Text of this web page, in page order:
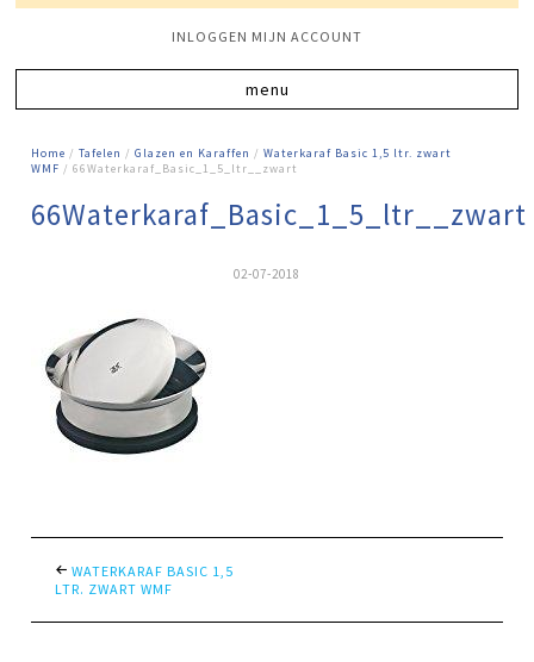
INLOGGEN MIJN ACCOUNT
Home /Tafelen /Glazen en Karaffen /Waterkaraf Basic 1,5 ltr. zwart
WMF / 66Waterkaraf_Basic_1_5_ltr__zwart
66Waterkaraf_Basic_1_5_ltr__zwart
02-07-2018
WATERKARAF BASIC 1,5
LTR. ZWART WMF